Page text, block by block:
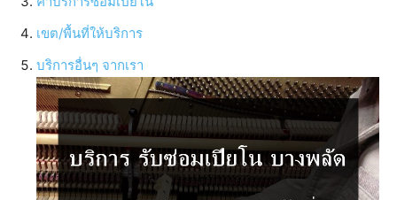
เขต/พื้นที่ให้บริการ
บริการอื่นๆ จากเรา